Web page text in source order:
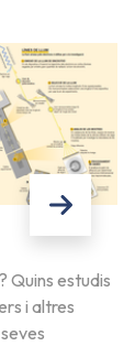
Quins estudis
i altres